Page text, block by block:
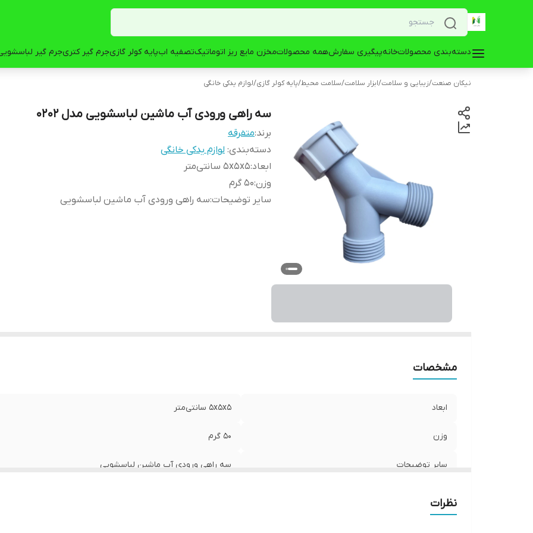
دسته‌بندی محصولاتخانهپیگیری سفارشهمه محصولاتمخزن مایع ریز اتوماتیکتصفیه ابپایه کولر گازیجرم گیر کتریجرم گیر
نیکان صنعت/زیبایی و سلامت/ابزار سلامت/سلامت محیط/پایه کولر گازی/لوازم یدکی خانگی
سه راهی ورودی آب ماشین لباسشویی مدل 0202
برند:متفرقه
دسته‌بندی: لوازم یدکی خانگی
ابعاد:5x5x5 سانتی‌متر
وزن:50 گرم
سایر توضیحات:سه راهی ورودی آب ماشین لباسشویی
مشخصات
ابعاد 5x5x5 سانتی‌متر
وزن 50 گرم
سایر توضیحات سه راهی ورودی آب ماشین لباسشویی
نظرات